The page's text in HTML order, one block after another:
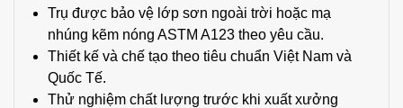
Trụ được bảo vệ lớp sơn ngoài trời hoặc mạ
nhúng kẽm nóng ASTM A123 theo yêu cầu.
Thiết kế và chế tạo theo tiêu chuẩn Việt Nam và
Quốc Tế.
Thử nghiệm chất lượng trước khi xuất xưởng